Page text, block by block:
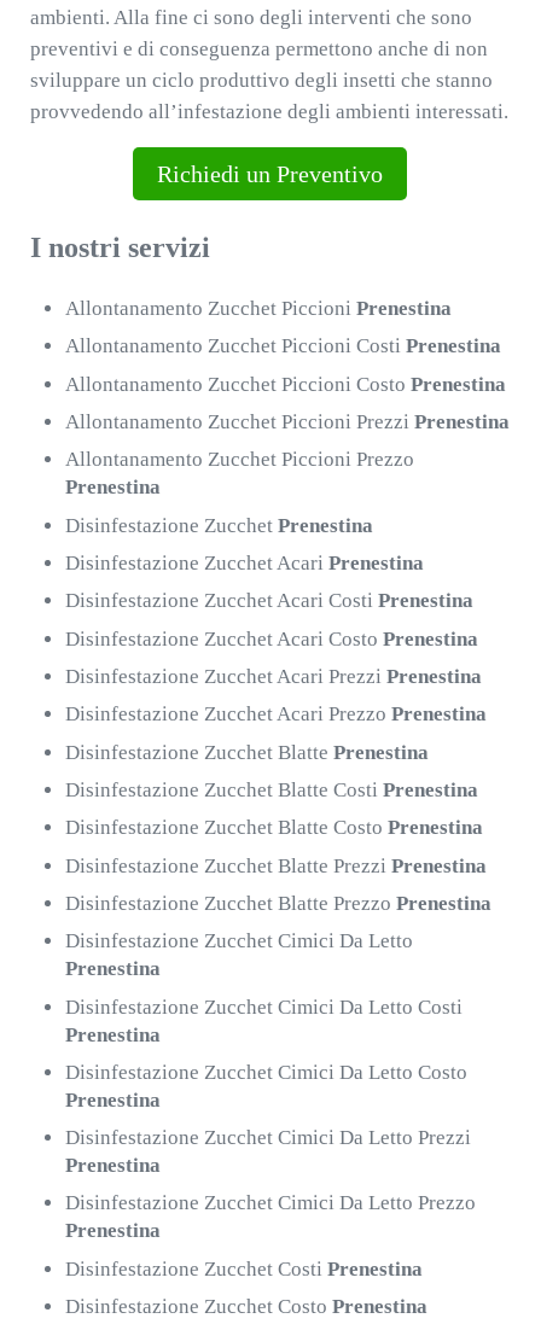
ambienti. Alla fine ci sono degli interventi che sono
preventivi e di conseguenza permettono anche di non
sviluppare un ciclo produttivo degli insetti che stanno
provvedendo all’infestazione degli ambienti interessati.
Richiedi un Preventivo
I nostri servizi
Allontanamento Zucchet PiccioniPrenestina
Allontanamento Zucchet Piccioni CostiPrenestina
Allontanamento Zucchet Piccioni CostoPrenestina
Allontanamento Zucchet Piccioni PrezziPrenestina
Allontanamento Zucchet Piccioni Prezzo
Prenestina
Disinfestazione ZucchetPrenestina
Disinfestazione Zucchet AcariPrenestina
Disinfestazione Zucchet Acari CostiPrenestina
Disinfestazione Zucchet Acari CostoPrenestina
Disinfestazione Zucchet Acari PrezziPrenestina
Disinfestazione Zucchet Acari PrezzoPrenestina
Disinfestazione Zucchet BlattePrenestina
Disinfestazione Zucchet Blatte CostiPrenestina
Disinfestazione Zucchet Blatte CostoPrenestina
Disinfestazione Zucchet Blatte PrezziPrenestina
Disinfestazione Zucchet Blatte PrezzoPrenestina
Disinfestazione Zucchet Cimici Da Letto
Prenestina
Disinfestazione Zucchet Cimici Da Letto Costi
Prenestina
Disinfestazione Zucchet Cimici Da Letto Costo
Prenestina
Disinfestazione Zucchet Cimici Da Letto Prezzi
Prenestina
Disinfestazione Zucchet Cimici Da Letto Prezzo
Prenestina
Disinfestazione Zucchet CostiPrenestina
Disinfestazione Zucchet CostoPrenestina